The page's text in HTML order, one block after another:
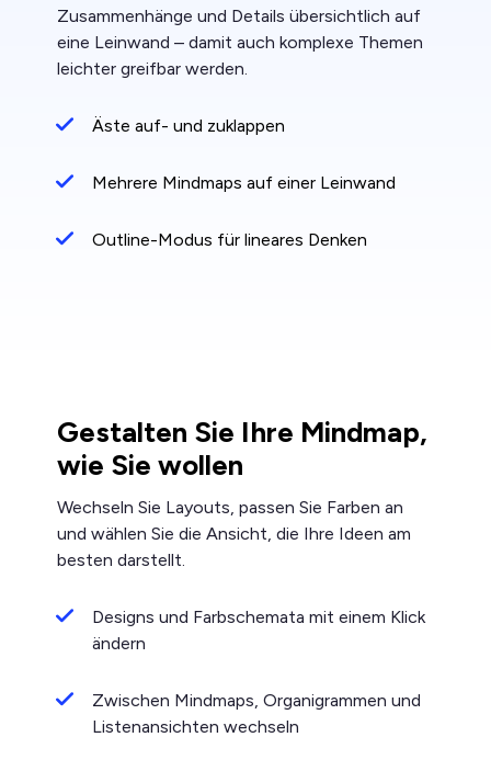
Zusammenhänge und Details übersichtlich auf
eine Leinwand – damit auch komplexe Themen
leichter greifbar werden.
Äste auf- und zuklappen
Mehrere Mindmaps auf einer Leinwand
Outline-Modus für lineares Denken
Gestalten Sie Ihre Mindmap,
wie Sie wollen
Wechseln Sie Layouts, passen Sie Farben an
und wählen Sie die Ansicht, die Ihre Ideen am
besten darstellt.
Designs und Farbschemata mit einem Klick
ändern
Zwischen Mindmaps, Organigrammen und
Listenansichten wechseln